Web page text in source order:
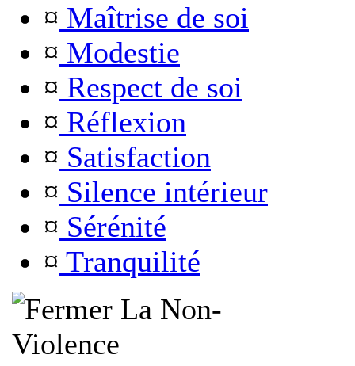
¤ Maîtrise de soi
¤ Modestie
¤ Respect de soi
¤ Réflexion
¤ Satisfaction
¤ Silence intérieur
¤ Sérénité
¤ Tranquilité
La Non-
Violence